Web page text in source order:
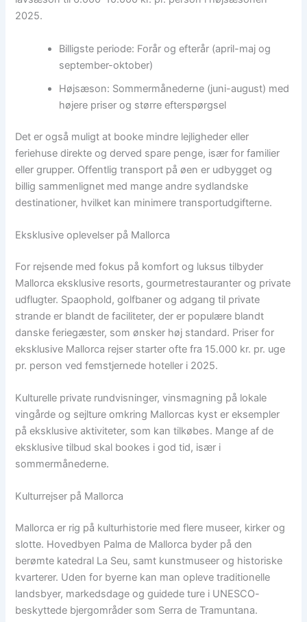
2025.
Billigste periode: Forår og efterår (april-maj og
september-oktober)
Højsæson: Sommermånederne (juni-august) med
højere priser og større efterspørgsel
Det er også muligt at booke mindre lejligheder eller
feriehuse direkte og derved spare penge, især for familier
eller grupper. Offentlig transport på øen er udbygget og
billig sammenlignet med mange andre sydlandske
destinationer, hvilket kan minimere transportudgifterne.
Eksklusive oplevelser på Mallorca
For rejsende med fokus på komfort og luksus tilbyder
Mallorca eksklusive resorts, gourmetrestauranter og private
udflugter. Spaophold, golfbaner og adgang til private
strande er blandt de faciliteter, der er populære blandt
danske feriegæster, som ønsker høj standard. Priser for
eksklusive Mallorca rejser starter ofte fra 15.000 kr. pr. uge
pr. person ved femstjernede hoteller i 2025.
Kulturelle private rundvisninger, vinsmagning på lokale
vingårde og sejlture omkring Mallorcas kyst er eksempler
på eksklusive aktiviteter, som kan tilkøbes. Mange af de
eksklusive tilbud skal bookes i god tid, især i
sommermånederne.
Kulturrejser på Mallorca
Mallorca er rig på kulturhistorie med flere museer, kirker og
slotte. Hovedbyen Palma de Mallorca byder på den
berømte katedral La Seu, samt kunstmuseer og historiske
kvarterer. Uden for byerne kan man opleve traditionelle
landsbyer, markedsdage og guidede ture i UNESCO-
beskyttede bjergområder som Serra de Tramuntana.